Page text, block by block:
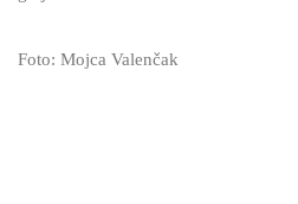
Foto: Mojca Valenčak